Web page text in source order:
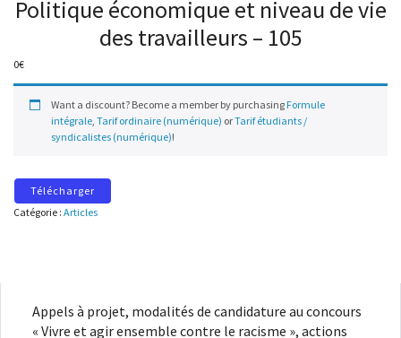
Politique économique et niveau de vie
des travailleurs – 105
0€
Want a discount? Become a member by purchasing Formule
intégrale, Tarif ordinaire (numérique) orTarif étudiants /
syndicalistes (numérique)!
Télécharger
Catégorie : Articles
Appels à projet, modalités de candidature au concours
« Vivre et agir ensemble contre le racisme », actions